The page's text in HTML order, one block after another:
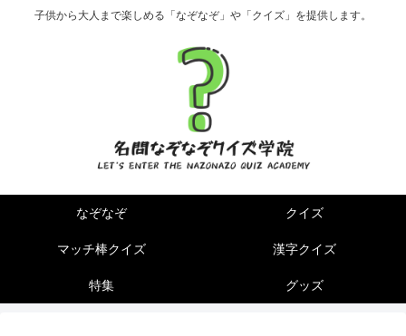
子供から大人まで楽しめる「なぞなぞ」や「クイズ」を提供します。
なぞなぞ クイズ
マッチ棒クイズ 漢字クイズ
特集 グッズ